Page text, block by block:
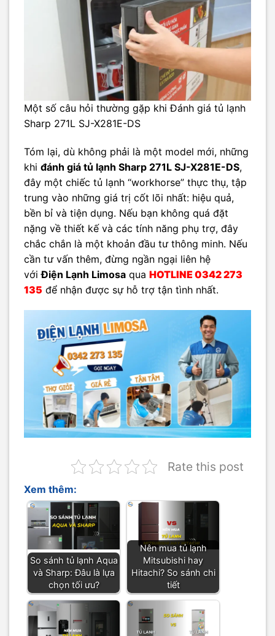
Một số câu hỏi thường gặp khi Đánh giá tủ lạnh
Sharp 271L SJ-X281E-DS
Tóm lại, dù không phải là một model mới, những
khi đánh giá tủ lạnh Sharp 271L SJ-X281E-DS,
đây một chiếc tủ lạnh “workhorse” thực thụ, tập
trung vào những giá trị cốt lõi nhất: hiệu quả,
bền bỉ và tiện dụng. Nếu bạn không quá đặt
nặng về thiết kế và các tính năng phụ trợ, đây
chắc chắn là một khoản đầu tư thông minh. Nếu
cần tư vấn thêm, đừng ngần ngại liên hệ
vớiĐiện Lạnh Limosa qua HOTLINE0342 273
135 để nhận được sự hỗ trợ tận tình nhất.
Rate this post
Xem thêm:
So sánh tủ lạnh Aqua
và Sharp: Đâu là lựa
chọn tối ưu?
Nên mua tủ lạnh
Mitsubishi hay
Hitachi? So sánh chi
tiết